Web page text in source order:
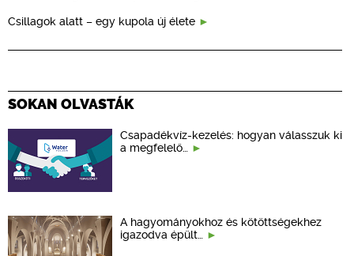
Csillagok alatt – egy kupola új élete
SOKAN OLVASTÁK
Csapadékvíz-kezelés: hogyan válasszuk ki
a megfelelő…
A hagyományokhoz és kötöttségekhez
igazodva épült…